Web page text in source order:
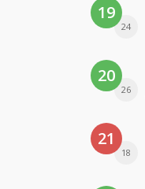
19
24
20
26
21
18